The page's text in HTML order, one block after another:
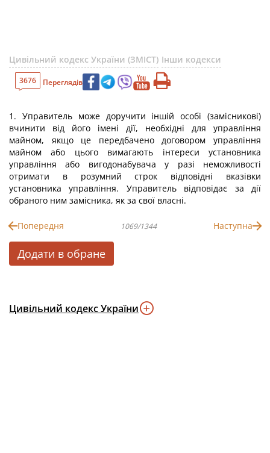
Цивільний кодекс України (ЗМІСТ) Інши кодекси
3676 Переглядів
1. Управитель може доручити іншій особі (замісникові)
вчинити від його імені дії, необхідні для управління
майном, якщо це передбачено договором управління
майном або цього вимагають інтереси установника
управління або вигодонабувача у разі неможливості
отримати в розумний строк відповідні вказівки
установника управління. Управитель відповідає за дії
обраного ним замісника, як за свої власні.
Попередня 1069/1344 Наступна
Додати в обране
Цивільний кодекс України